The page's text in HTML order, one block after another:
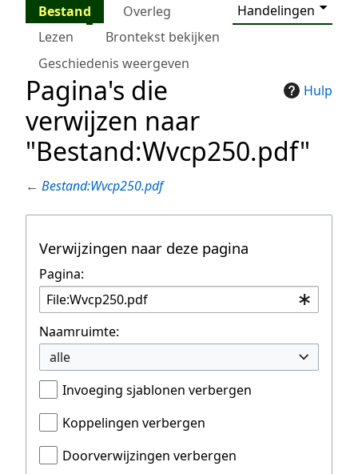
Bestand Overleg
Handelingen
Lezen
Brontekst bekijken
Geschiedenis weergeven
Hulp
Pagina's die
verwijzen naar
"Bestand:Wvcp250.pdf"
← Bestand:Wvcp250.pdf
Verwijzingen naar deze pagina
Pagina:
Naamruimte:
alle
Invoeging sjablonen verbergen
Koppelingen verbergen
Doorverwijzingen verbergen